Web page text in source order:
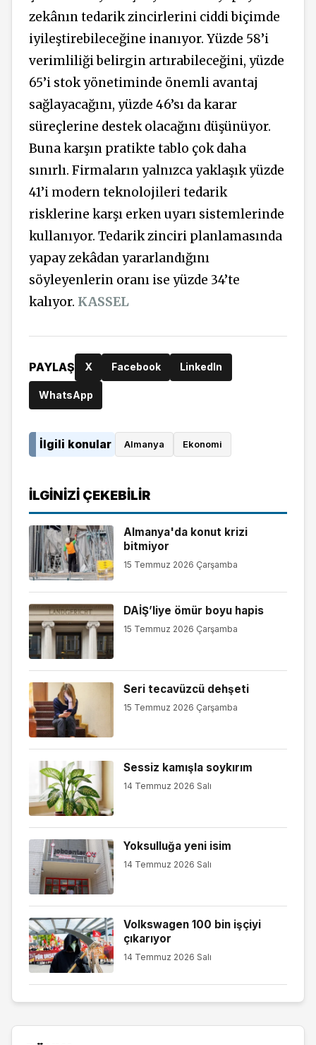
zekânın tedarik zincirlerini ciddi biçimde
iyileştirebileceğine inanıyor. Yüzde 58’i
verimliliği belirgin artırabileceğini, yüzde
65’i stok yönetiminde önemli avantaj
sağlayacağını, yüzde 46’sı da karar
süreçlerine destek olacağını düşünüyor.
Buna karşın pratikte tablo çok daha
sınırlı. Firmaların yalnızca yaklaşık yüzde
41’i modern teknolojileri tedarik
risklerine karşı erken uyarı sistemlerinde
kullanıyor. Tedarik zinciri planlamasında
yapay zekâdan yararlandığını
söyleyenlerin oranı ise yüzde 34’te
kalıyor. KASSEL
PAYLAŞ X Facebook LinkedIn
WhatsApp
İlgili konular Almanya Ekonomi
İLGINIZI ÇEKEBILIR
Almanya'da konut krizi
bitmiyor
15 Temmuz 2026 Çarşamba
DAİŞ’liye ömür boyu hapis
15 Temmuz 2026 Çarşamba
Seri tecavüzcü dehşeti
15 Temmuz 2026 Çarşamba
Sessiz kamışla soykırım
14 Temmuz 2026 Salı
Yoksulluğa yeni isim
14 Temmuz 2026 Salı
Volkswagen 100 bin işçiyi
çıkarıyor
14 Temmuz 2026 Salı